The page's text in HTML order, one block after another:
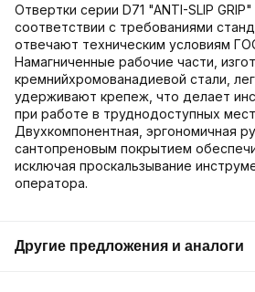
Отвертки серии D71 "ANTI-SLIP
соответствии с требованиями
отвечают техническим условиям
Намагниченные рабочие части,
кремнийхромованадиевой стали,
удерживают крепеж, что делает
при работе в труднодоступных
Двухкомпонентная, эргономичная
сантопреновым покрытием
исключая проскальзывание
оператора.
Другие предложения и аналоги